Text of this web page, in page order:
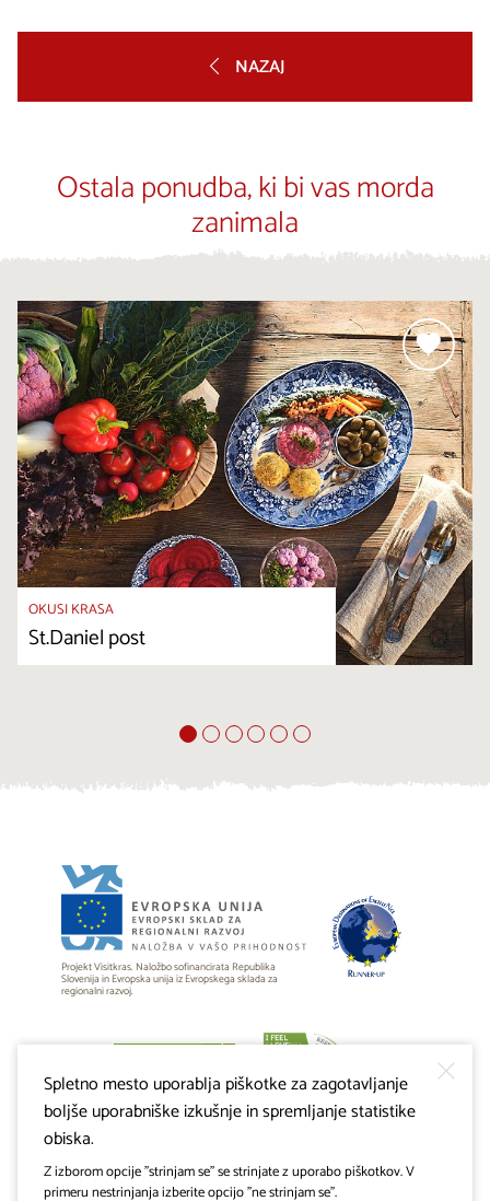
NAZAJ
Ostala ponudba, ki bi vas morda
zanimala
OKUSI KRASA
St.Daniel post
Projekt Visitkras. Naložbo sofinancirata Republika
Slovenija in Evropska unija iz Evropskega sklada za
regionalni razvoj.
Spletno mesto uporablja piškotke za zagotavljanje
boljše uporabniške izkušnje in spremljanje statistike
obiska.
Z izborom opcije "strinjam se" se strinjate z uporabo piškotkov. V
primeru nestrinjanja izberite opcijo "ne strinjam se".